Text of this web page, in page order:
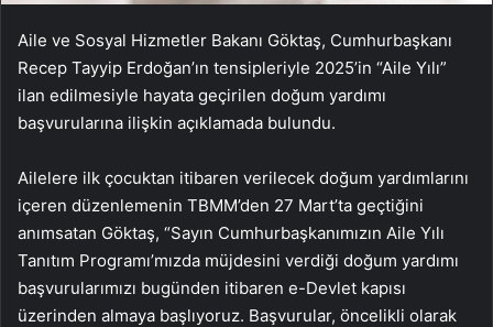
Aile ve Sosyal Hizmetler Bakanı Göktaş, Cumhurbaşkanı
Recep Tayyip Erdoğan’ın tensipleriyle 2025’in “Aile Yılı”
ilan edilmesiyle hayata geçirilen doğum yardımı
başvurularına ilişkin açıklamada bulundu.
Ailelere ilk çocuktan itibaren verilecek doğum yardımlarını
içeren düzenlemenin TBMM’den 27 Mart’ta geçtiğini
anımsatan Göktaş, “Sayın Cumhurbaşkanımızın Aile Yılı
Tanıtım Programı’mızda müjdesini verdiği doğum yardımı
başvurularımızı bugünden itibaren e-Devlet kapısı
üzerinden almaya başlıyoruz. Başvurular, öncelikli olarak